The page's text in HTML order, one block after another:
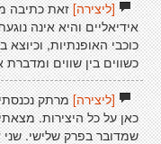
[ליצירה]זאת כתיבה
אידיאליים והיא אינה
כוכבי האופנתיות,
כשווים בין שווים
[ליצירה]מרתק
כאן על כל היצירות.
שמדובר בפרק שלישי.